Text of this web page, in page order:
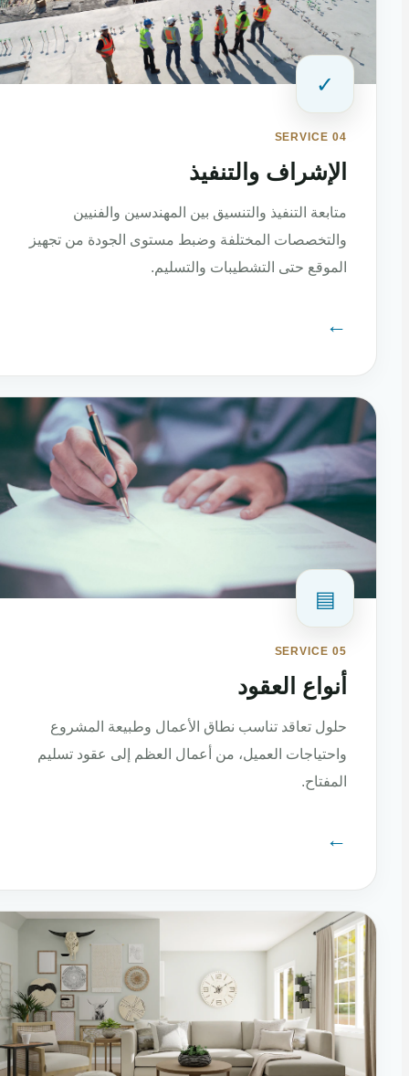
✓
SERVICE 04
الإشراف والتنفيذ
متابعة التنفيذ والتنسيق بين المهندسين والفنيين
والتخصصات المختلفة وضبط مستوى الجودة من تجهيز
الموقع حتى التشطيبات والتسليم.
▤
SERVICE 05
أنواع العقود
حلول تعاقد تناسب نطاق الأعمال وطبيعة المشروع
واحتياجات العميل، من أعمال العظم إلى عقود تسليم